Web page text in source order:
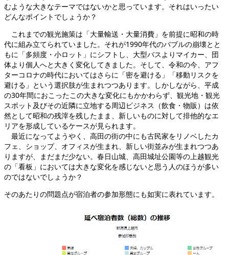
むような大きなテーマではないかと思っています。それはいったい
どんなポイントでしょうか？
これまでの観光施策は「大量輸送・大量消費」を前提に昭和の時
代に組み立てられていました。それが1990年代のバブルの崩壊とと
もに「多頻度・小ロット」にシフトし、大型バスよりマイカー、団
体より個人へと大きく変化してきました。そして、令和の今、アフ
ターコロナの時代においてはさらに「密を避ける」「移動リスクを
避ける」という選択肢が生まれつつあります。しかしながら、平成
の30年間におこったこの大きな変化にもかかわらず、観光地・観光
スポット及びその近隣に立地する周辺ビジネス（飲食・物販）は依
然として昭和の残滓を残したまま、新しいものに対して排他的なエ
リアを形成しているケースが見られます。
最近になってようやく、高田の街の中にも古民家をリノベしたカ
フェ、ショップ、オフィスが生まれ、新しい街並みが生まれつつあ
りますが、まだまだ少ない。春日山城、高田城址公園等の上越観光
の「看板」においては大きな変化を感じないと思う人のほうが多い
のではないでしょうか？
そのあたりの問題点が宿泊者の参加形態にも如実に表れています。